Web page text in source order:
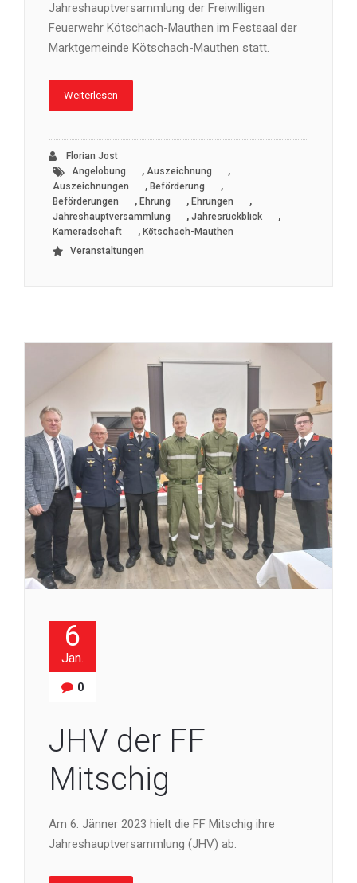
Jahreshauptversammlung der Freiwilligen
Feuerwehr Kötschach-Mauthen im Festsaal der
Marktgemeinde Kötschach-Mauthen statt.
Weiterlesen
Florian Jost
Angelobung
, Auszeichnung ,
Auszeichnungen , Beförderung ,
Beförderungen , Ehrung , Ehrungen ,
Jahreshauptversammlung , Jahresrückblick ,
Kameradschaft , Kötschach-Mauthen
Veranstaltungen
6
Jan.
0
JHV der FF
Mitschig
Am 6. Jänner 2023 hielt die FF Mitschig ihre
Jahreshauptversammlung (JHV) ab.